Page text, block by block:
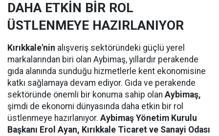
DAHA ETKİN BİR ROL
ÜSTLENMEYE HAZIRLANIYOR
Kırıkkale'nin alışveriş sektöründeki güçlü yerel
markalarından biri olan Aybimaş, yıllardır perakende
gıda alanında sunduğu hizmetlerle kent ekonomisine
katkı sağlamaya devam ediyor. Gıda ve perakende
sektöründe önemli bir konuma sahip olan Aybimaş,
şimdi de ekonomi dünyasında daha etkin bir rol
üstlenmeye hazırlanıyor. Aybimaş Yönetim Kurulu
Başkanı Erol Ayan, Kırıkkale Ticaret ve Sanayi Odası